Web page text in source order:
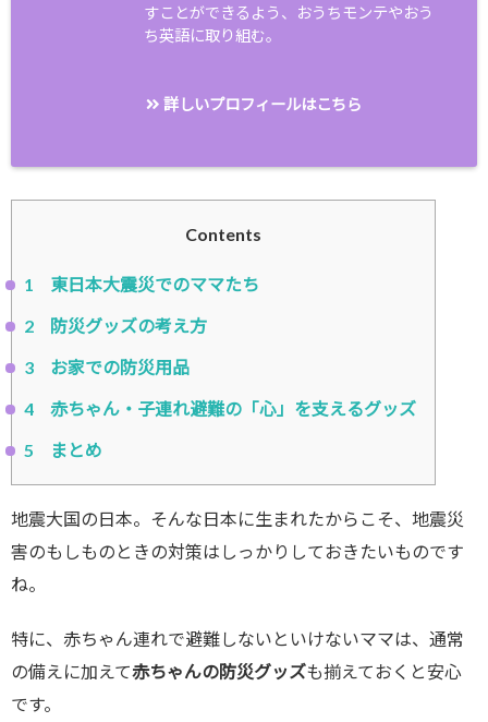
すことができるよう、おうちモンテやおう
ち英語に取り組む。
詳しいプロフィールはこちら
Contents
1
東日本大震災でのママたち
2
防災グッズの考え方
3
お家での防災用品
4
赤ちゃん・子連れ避難の「心」を支えるグッズ
5
まとめ
地震大国の日本。そんな日本に生まれたからこそ、地震災
害のもしものときの対策はしっかりしておきたいものです
ね。
特に、赤ちゃん連れで避難しないといけないママは、通常
の備えに加えて赤ちゃんの防災グッズも揃えておくと安心
です。